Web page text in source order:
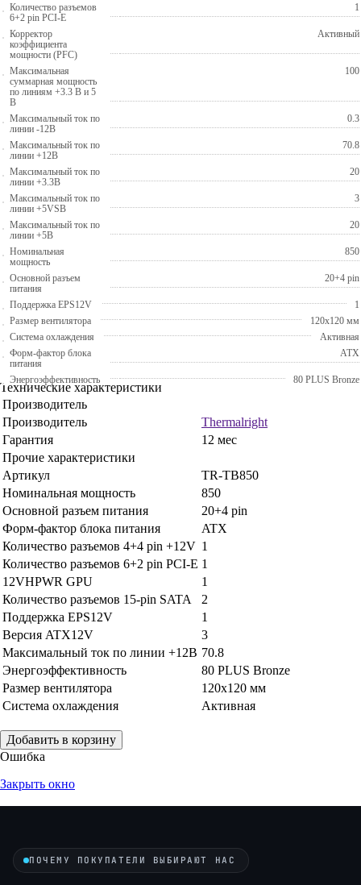
Количество разъемов
6+2 pin PCI-E
1
Корректор
коэффициента
мощности (PFC)
Активный
Максимальная
суммарная мощность
по линиям +3.3 В и 5
В
100
Максимальный ток по
линии -12В
0.3
Максимальный ток по
линии +12В
70.8
Максимальный ток по
линии +3.3В
20
Максимальный ток по
линии +5VSB
3
Максимальный ток по
линии +5В
20
Номинальная
мощность
850
Основной разъем
питания
20+4 pin
Поддержка EPS12V
1
Размер вентилятора
120x120 мм
Система охлаждения
Активная
Форм-фактор блока
питания
ATX
Энергоэффективность 80 PLUS Bronze
Технические характеристики
Производитель
Производитель
Thermalright
Гарантия
12 мес
Прочие характеристики
Артикул
TR-TB850
Номинальная мощность
850
Основной разъем питания
20+4 pin
Форм-фактор блока питания
ATX
Количество разъемов 4+4 pin +12V 1
Количество разъемов 6+2 pin PCI-E 1
12VHPWR GPU
1
Количество разъемов 15-pin SATA
2
Поддержка EPS12V
1
Версия ATX12V
3
Максимальный ток по линии +12В 70.8
Энергоэффективность
80 PLUS Bronze
Размер вентилятора
120x120 мм
Система охлаждения
Активная
Добавить в корзину
Ошибка
Закрыть окно
ПОЧЕМУ ПОКУПАТЕЛИ ВЫБИРАЮТ НАС